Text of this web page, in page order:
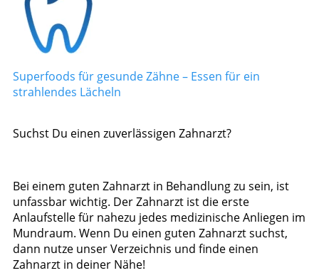
Superfoods für gesunde Zähne – Essen für ein
strahlendes Lächeln
Suchst Du einen zuverlässigen Zahnarzt?
Bei einem guten Zahnarzt in Behandlung zu sein, ist
unfassbar wichtig. Der Zahnarzt ist die erste
Anlaufstelle für nahezu jedes medizinische Anliegen im
Mundraum. Wenn Du einen guten Zahnarzt suchst,
dann nutze unser Verzeichnis und finde einen
Zahnarzt in deiner Nähe!